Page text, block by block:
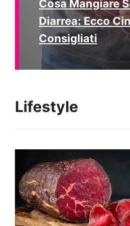
Cosa Mangiare
Diarrea: Ecco
Consigliati
Lifestyle